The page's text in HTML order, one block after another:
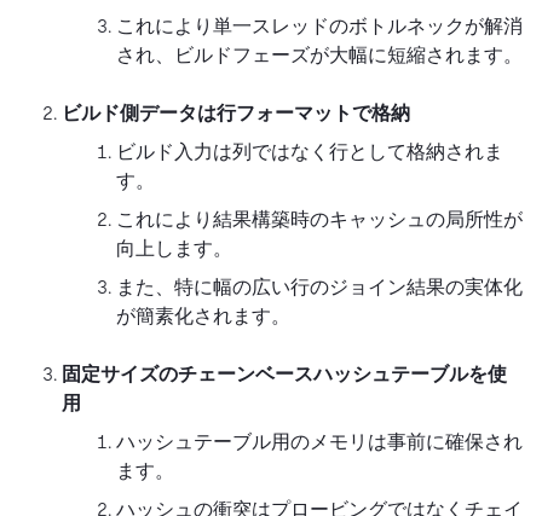
これにより単一スレッドのボトルネックが解消
され、ビルドフェーズが大幅に短縮されます。
ビルド側データは行フォーマットで格納
ビルド入力は列ではなく行として格納されま
す。
これにより結果構築時のキャッシュの局所性が
向上します。
また、特に幅の広い行のジョイン結果の実体化
が簡素化されます。
固定サイズのチェーンベースハッシュテーブルを使
用
ハッシュテーブル用のメモリは事前に確保され
ます。
ハッシュの衝突はプロービングではなくチェイ